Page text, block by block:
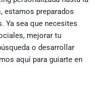
estamos preparados
Ya sea que necesites
mejorar tu
o desarrollar
aquí para guiarte en